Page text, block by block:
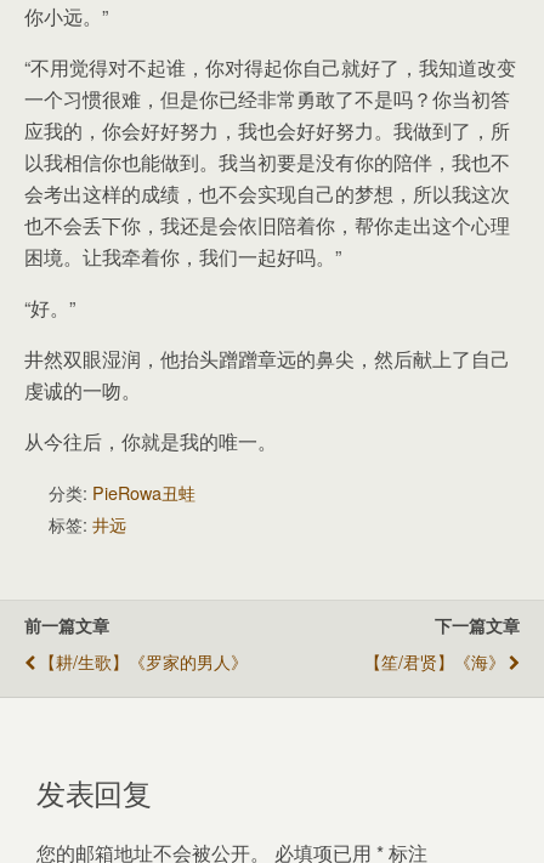
你小远。”
“不用觉得对不起谁，你对得起你自己就好了，我知道改变
一个习惯很难，但是你已经非常勇敢了不是吗？你当初答
应我的，你会好好努力，我也会好好努力。我做到了，所
以我相信你也能做到。我当初要是没有你的陪伴，我也不
会考出这样的成绩，也不会实现自己的梦想，所以我这次
也不会丢下你，我还是会依旧陪着你，帮你走出这个心理
困境。让我牵着你，我们一起好吗。”
“好。”
井然双眼湿润，他抬头蹭蹭章远的鼻尖，然后献上了自己
虔诚的一吻。
从今往后，你就是我的唯一。
分类: PieRowa丑蛙
标签: 井远
前一篇文章
【耕/生歌】《罗家的男人》
下一篇文章
【笙/君贤】《海》
发表回复
您的邮箱地址不会被公开。 必填项已用 *标注